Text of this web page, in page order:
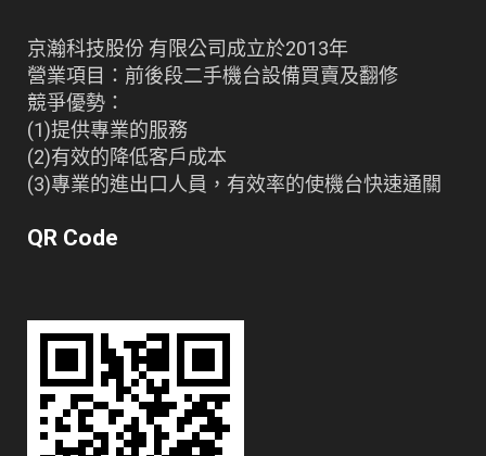
京瀚科技股份 有限公司成立於2013年
營業項目：前後段二手機台設備買賣及翻修
競爭優勢：
(1)提供專業的服務
(2)有效的降低客戶成本
(3)專業的進出口人員，有效率的使機台快速通關
QR Code